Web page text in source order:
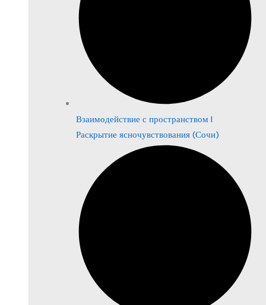
Взаимодействие с пространством |
Раскрытие ясночувствования (Сочи)